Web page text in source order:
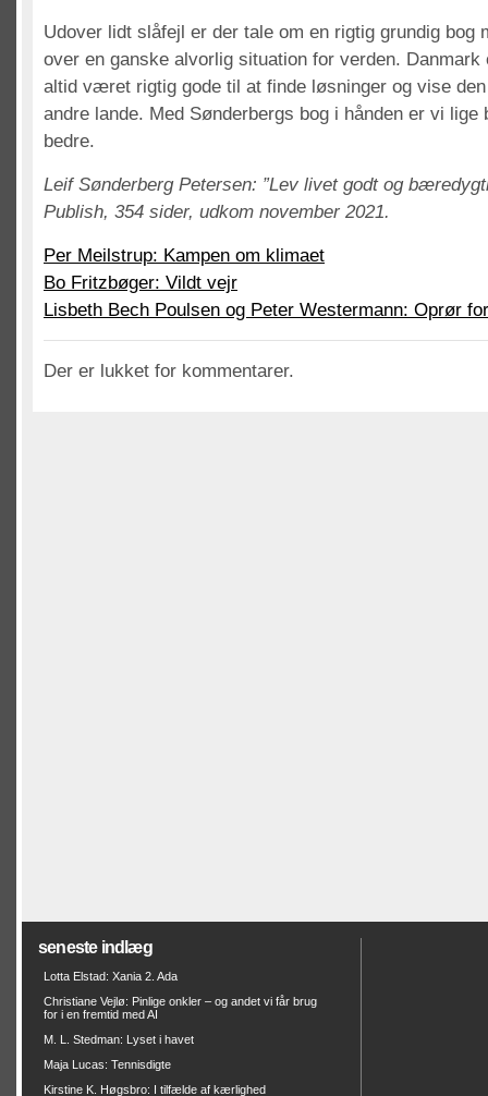
Udover lidt slåfejl er der tale om en rigtig grundig bog
over en ganske alvorlig situation for verden. Danmark
altid været rigtig gode til at finde løsninger og vise
andre lande. Med Sønderbergs bog i hånden er vi lige
bedre.
Leif Sønderberg Petersen: ”Lev livet godt og
Publish, 354 sider, udkom november 2021.
Per Meilstrup: Kampen om klimaet
Bo Fritzbøger: Vildt vejr
Lisbeth Bech Poulsen og Peter Westermann: Oprør
Der er lukket for kommentarer.
seneste indlæg
Lotta Elstad: Xania 2. Ada
Christiane Vejlø: Pinlige onkler – og andet vi får brug
for i en fremtid med AI
M. L. Stedman: Lyset i havet
Maja Lucas: Tennisdigte
Kirstine K. Høgsbro: I tilfælde af kærlighed